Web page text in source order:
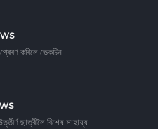
কৰিলে ভেকচিন
ছাত্ৰীলৈ বিশেষ সাহায্য